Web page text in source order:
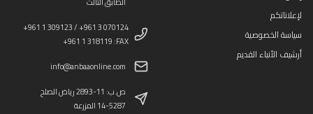
لإعلاناتكم
سياسة الخصوصية
أرشيف الأنباء القديم
+961 1 309123 / +961 3 070124
+961 1 318119 :FAX
info@anbaaonline.com
ص.ب: 11-2893 رياض الصلح
14-5287 المزرعة